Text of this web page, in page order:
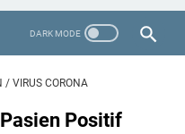
/ VIRUS CORONA
Positif